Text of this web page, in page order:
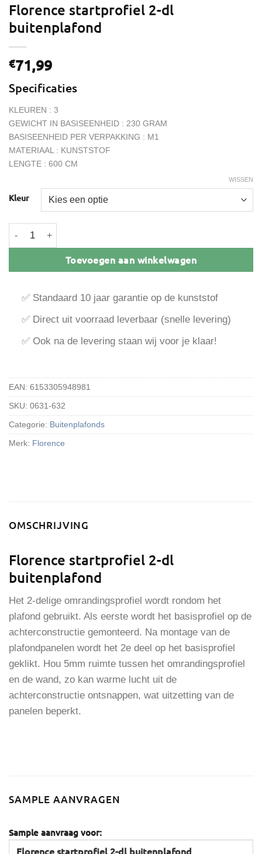
Florence startprofiel 2-dl
buitenplafond
€71,99
Specificaties
KLEUREN : 3
GEWICHT IN BASISEENHEID : 230 GRAM
BASISEENHEID PER VERPAKKING : M1
MATERIAAL : KUNSTSTOF
LENGTE : 600 CM
Kleur
WISSEN
Florence startprofiel 2-dl buitenplafond aantal
Toevoegen aan winkelwagen
✅ Standaard 10 jaar garantie op de kunststof
✅ Direct uit voorraad leverbaar (snelle levering)
✅ Ook na de levering staan wij voor je klaar!
EAN: 6153305948981
SKU: 0631-632
Categorie: Buitenplafonds
Merk: Florence
OMSCHRIJVING
Florence startprofiel 2-dl
buitenplafond
Het 2-delige omrandingsprofiel wordt rondom het
plafond gebruikt. Als eerste wordt het basisprofiel op de
achterconstructie gemonteerd. Na montage van de
plafondpanelen wordt het 2e deel op het basisprofiel
geklikt. Hou 5mm ruimte tussen het omrandingsprofiel
en de wand, zo kan warme lucht uit de
achterconstructie ontsnappen, wat uitzetting van de
panelen beperkt.
SAMPLE AANVRAGEN
Sample aanvraag voor: